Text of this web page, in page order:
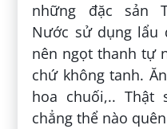
những đặc sản
Nước sử dụng lẩu
nên ngọt thanh tự
chứ không tanh.
hoa chuối,..
chẳng thể nào